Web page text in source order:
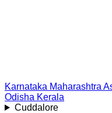
Karnataka Maharashtra
Odisha Kerala
Cuddalore